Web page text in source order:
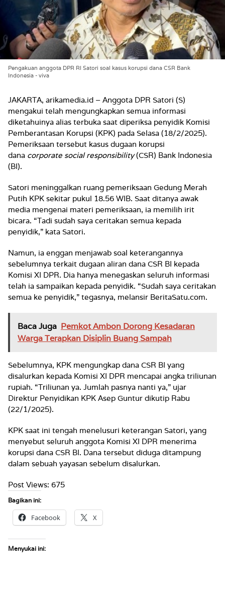
Pengakuan anggota DPR RI Satori soal kasus korupsi dana CSR Bank
Indonesia - viva
JAKARTA, arikamedia.id – Anggota DPR Satori (S)
mengakui telah mengungkapkan semua informasi
diketahuinya alias terbuka saat diperiksa penyidik Komisi
Pemberantasan Korupsi (KPK) pada Selasa (18/2/2025).
Pemeriksaan tersebut kasus dugaan korupsi
dana corporate social responsibility(CSR) Bank Indonesia
(BI).
Satori meninggalkan ruang pemeriksaan Gedung Merah
Putih KPK sekitar pukul 18.56 WIB. Saat ditanya awak
media mengenai materi pemeriksaan, ia memilih irit
bicara. “Tadi sudah saya ceritakan semua kepada
penyidik,” kata Satori.
Namun, ia enggan menjawab soal keterangannya
sebelumnya terkait dugaan aliran dana CSR BI kepada
Komisi XI DPR. Dia hanya menegaskan seluruh informasi
telah ia sampaikan kepada penyidik. “Sudah saya ceritakan
semua ke penyidik,” tegasnya, melansir BeritaSatu.com.
Baca Juga Pemkot Ambon Dorong Kesadaran
Warga Terapkan Disiplin Buang Sampah
Sebelumnya, KPK mengungkap dana CSR BI yang
disalurkan kepada Komisi XI DPR mencapai angka triliunan
rupiah. “Triliunan ya. Jumlah pasnya nanti ya,” ujar
Direktur Penyidikan KPK Asep Guntur dikutip Rabu
(22/1/2025).
KPK saat ini tengah menelusuri keterangan Satori, yang
menyebut seluruh anggota Komisi XI DPR menerima
korupsi dana CSR BI. Dana tersebut diduga ditampung
dalam sebuah yayasan sebelum disalurkan.
Post Views: 675
Bagikan ini:
Facebook X
Menyukai ini: